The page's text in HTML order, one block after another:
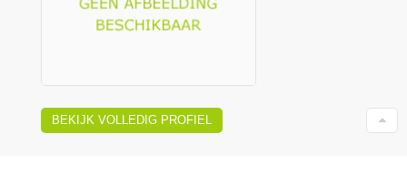
BEKIJK VOLLEDIG PROFIEL